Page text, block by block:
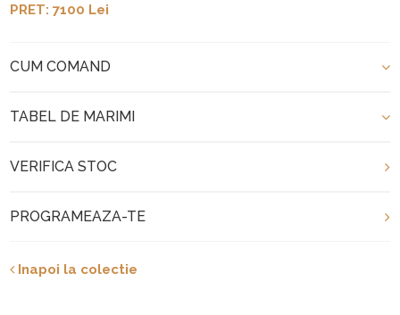
PRET: 7100 Lei
CUM COMAND
TABEL DE MARIMI
VERIFICA STOC
PROGRAMEAZA-TE
Inapoi la colectie